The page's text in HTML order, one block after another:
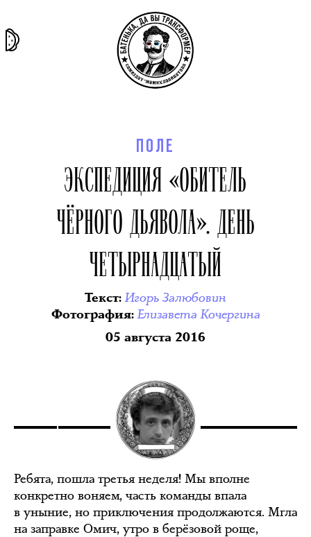
ПОЛЕ
ЭКСПЕДИЦИЯ «ОБИТЕЛЬ
ЧЁРНОГО ДЬЯВОЛА». ДЕНЬ
ЧЕТЫРНАДЦАТЫЙ
Текст:Игорь Залюбовин
Фотография:Елизавета Кочергина
05 августа 2016
Ребята, пошла третья неделя! Мы вполне
конкретно воняем, часть команды впала
в уныние, но приключения продолжаются. Мгла
на заправке Омич, утро в берёзовой роще,